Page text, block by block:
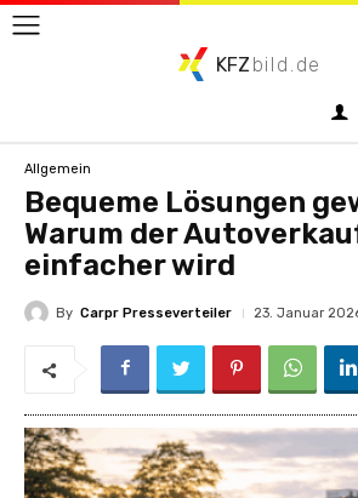
KFZ bild.de
Allgemein
Bequeme Lösungen
Warum der
einfacher wird
By Carpr Presseverteiler 23. Januar